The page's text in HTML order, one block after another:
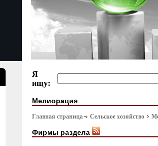
Я
ищу:
Мелиорация
Главная страница Сельское хозяйство
Фирмы раздела